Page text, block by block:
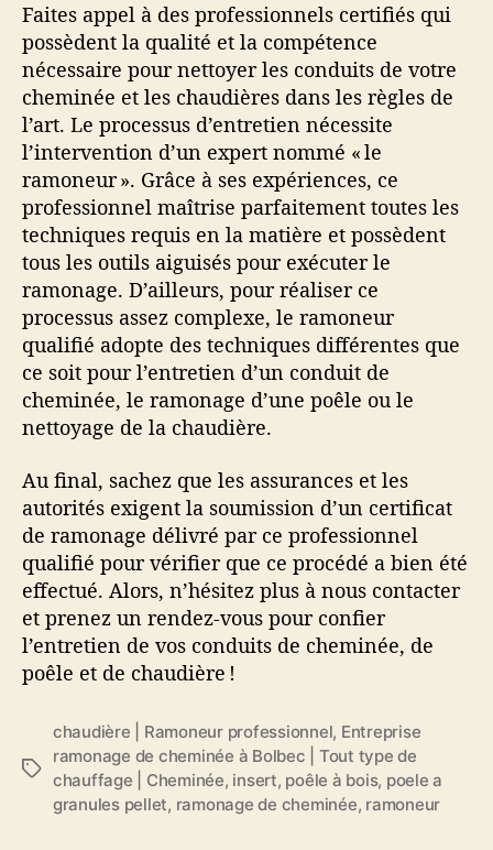
Faites appel à des professionnels certifiés qui
possèdent la qualité et la compétence
nécessaire pour nettoyer les conduits de votre
cheminée et les chaudières dans les règles de
l’art. Le processus d’entretien nécessite
l’intervention d’un expert nommé « le
ramoneur ». Grâce à ses expériences, ce
professionnel maîtrise parfaitement toutes les
techniques requis en la matière et possèdent
tous les outils aiguisés pour exécuter le
ramonage. D’ailleurs, pour réaliser ce
processus assez complexe, le ramoneur
qualifié adopte des techniques différentes que
ce soit pour l’entretien d’un conduit de
cheminée, le ramonage d’une poêle ou le
nettoyage de la chaudière.
Au final, sachez que les assurances et les
autorités exigent la soumission d’un certificat
de ramonage délivré par ce professionnel
qualifié pour vérifier que ce procédé a bien été
effectué. Alors, n’hésitez plus à nous contacter
et prenez un rendez-vous pour confier
l’entretien de vos conduits de cheminée, de
poêle et de chaudière !
É
chaudière | Ramoneur professionnel, Entreprise
ramonage de cheminée à Bolbec | Tout type de
chauffage | Cheminée, insert, poêle à bois, poele a
granules pellet, ramonage de cheminée, ramoneur